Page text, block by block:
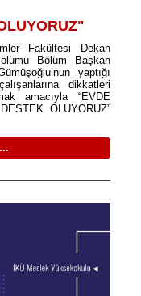
Fakültesi Dekan
Bölüm Başkan
yaptığı
dikkatleri
amacıyla “EVDE
OLUYORUZ”